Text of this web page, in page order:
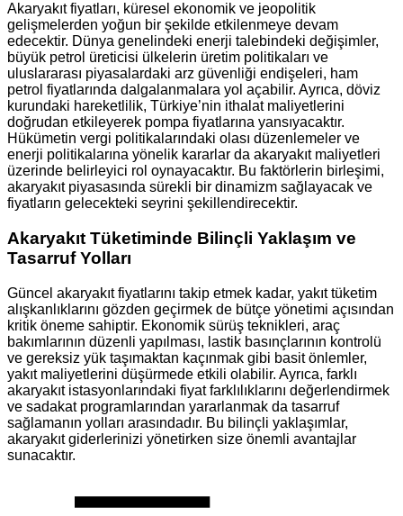
Akaryakıt fiyatları, küresel ekonomik ve jeopolitik
gelişmelerden yoğun bir şekilde etkilenmeye devam
edecektir. Dünya genelindeki enerji talebindeki değişimler,
büyük petrol üreticisi ülkelerin üretim politikaları ve
uluslararası piyasalardaki arz güvenliği endişeleri, ham
petrol fiyatlarında dalgalanmalara yol açabilir. Ayrıca, döviz
kurundaki hareketlilik, Türkiye’nin ithalat maliyetlerini
doğrudan etkileyerek pompa fiyatlarına yansıyacaktır.
Hükümetin vergi politikalarındaki olası düzenlemeler ve
enerji politikalarına yönelik kararlar da akaryakıt maliyetleri
üzerinde belirleyici rol oynayacaktır. Bu faktörlerin birleşimi,
akaryakıt piyasasında sürekli bir dinamizm sağlayacak ve
fiyatların gelecekteki seyrini şekillendirecektir.
Akaryakıt Tüketiminde Bilinçli Yaklaşım ve
Tasarruf Yolları
Güncel akaryakıt fiyatlarını takip etmek kadar, yakıt tüketim
alışkanlıklarını gözden geçirmek de bütçe yönetimi açısından
kritik öneme sahiptir. Ekonomik sürüş teknikleri, araç
bakımlarının düzenli yapılması, lastik basınçlarının kontrolü
ve gereksiz yük taşımaktan kaçınmak gibi basit önlemler,
yakıt maliyetlerini düşürmede etkili olabilir. Ayrıca, farklı
akaryakıt istasyonlarındaki fiyat farklılıklarını değerlendirmek
ve sadakat programlarından yararlanmak da tasarruf
sağlamanın yolları arasındadır. Bu bilinçli yaklaşımlar,
akaryakıt giderlerinizi yönetirken size önemli avantajlar
sunacaktır.